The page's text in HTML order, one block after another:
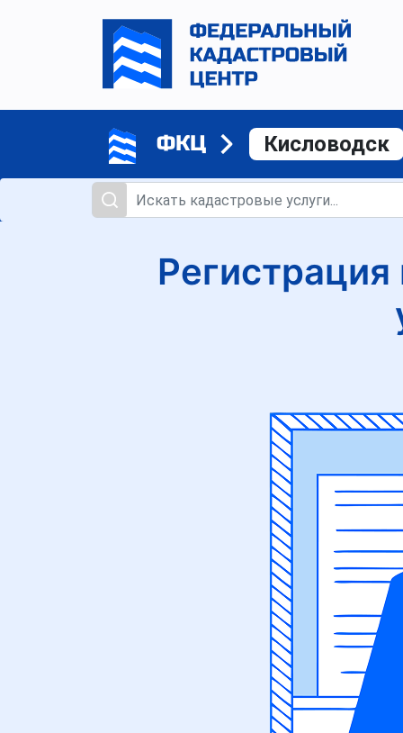
ФКЦ Кисловодск